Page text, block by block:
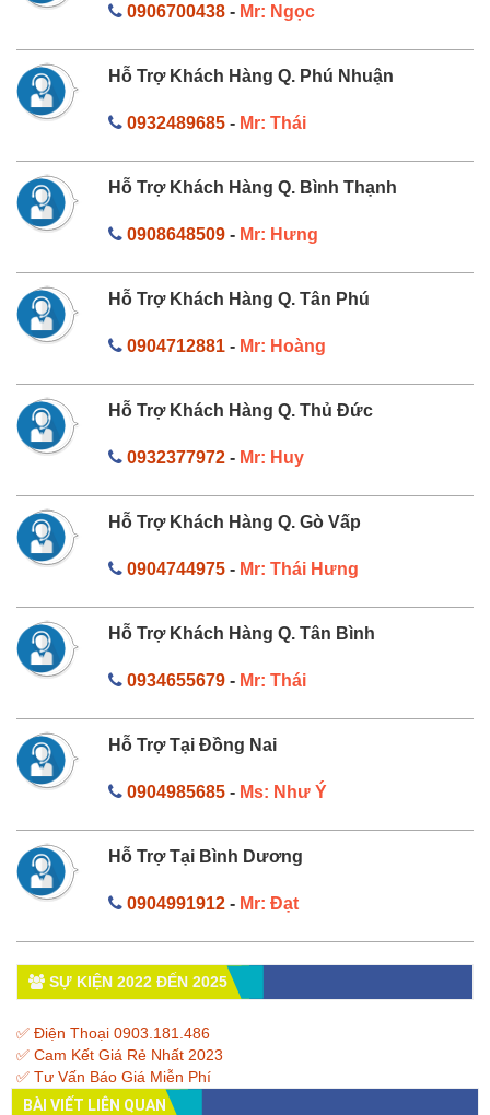
0906700438- Mr: Ngọc
Hỗ Trợ Khách Hàng Q. Phú Nhuận
0932489685- Mr: Thái
Hỗ Trợ Khách Hàng Q. Bình Thạnh
0908648509- Mr: Hưng
Hỗ Trợ Khách Hàng Q. Tân Phú
0904712881- Mr: Hoàng
Hỗ Trợ Khách Hàng Q. Thủ Đức
0932377972- Mr: Huy
Hỗ Trợ Khách Hàng Q. Gò Vấp
0904744975- Mr: Thái Hưng
Hỗ Trợ Khách Hàng Q. Tân Bình
0934655679- Mr: Thái
Hỗ Trợ Tại Đồng Nai
0904985685- Ms: Như Ý
Hỗ Trợ Tại Bình Dương
0904991912- Mr: Đạt
SỰ KIỆN 2022 ĐẾN 2025
✅ Điện Thoại 0903.181.486
✅ Cam Kết Giá Rẻ Nhất 2023
✅ Tư Vấn Báo Giá Miễn Phí
BÀI VIẾT LIÊN QUAN